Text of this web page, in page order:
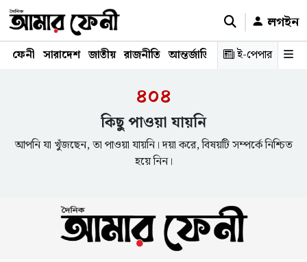
লগইন
ফেনী সারাদেশ জাতীয় রাজনীতি আন্তর্জাতিক অর্থনীতি
ই-পেপার
৪০৪
কিছু পাওয়া যায়নি
আপনি যা খুঁজছেন, তা পাওয়া যায়নি। দয়া করে, বিষয়টি সম্পর্কে নিশ্চিত
হয়ে নিন।